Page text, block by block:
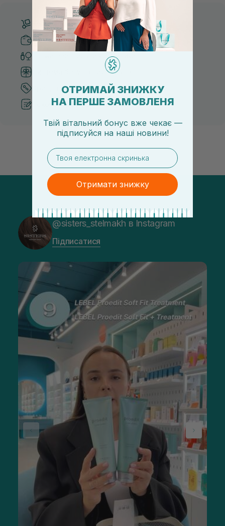
Безкоштовна доставка від 3000 UAH
Безпечні способи оплати
Тільки оригінальна косметика
Система бонусів та лояльності
Кращі ціни та топ товари
Рекомендації від косметологів
@sisters_stelmakh в Instagram
Підписатися
ОТРИМАЙ ЗНИЖКУ
НА ПЕРШЕ ЗАМОВЛЕНЯ
Твій вітальний бонус вже чекає —
підписуйся на наші новини!
email
Отримати знижку